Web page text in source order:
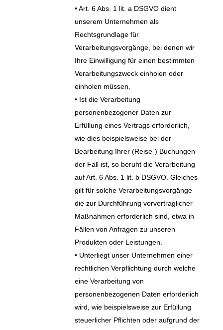
• Art. 6 Abs. 1 lit. a DSGVO dient
unserem Unternehmen als
Rechtsgrundlage für
Verarbeitungsvorgänge, bei denen wir
Ihre Einwilligung für einen bestimmten
Verarbeitungszweck einholen oder
einholen müssen.
• Ist die Verarbeitung
personenbezogener Daten zur
Erfüllung eines Vertrags erforderlich,
wie dies beispielsweise bei der
Bearbeitung Ihrer (Reise-) Buchungen
der Fall ist, so beruht die Verarbeitung
auf Art. 6 Abs. 1 lit. b DSGVO. Gleiches
gilt für solche Verarbeitungsvorgänge
die zur Durchführung vorvertraglicher
Maßnahmen erforderlich sind, etwa in
Fällen von Anfragen zu unseren
Produkten oder Leistungen.
• Unterliegt unser Unternehmen einer
rechtlichen Verpflichtung durch welche
eine Verarbeitung von
personenbezogenen Daten erforderlich
wird, wie beispielsweise zur Erfüllung
steuerlicher Pflichten oder aufgrund der